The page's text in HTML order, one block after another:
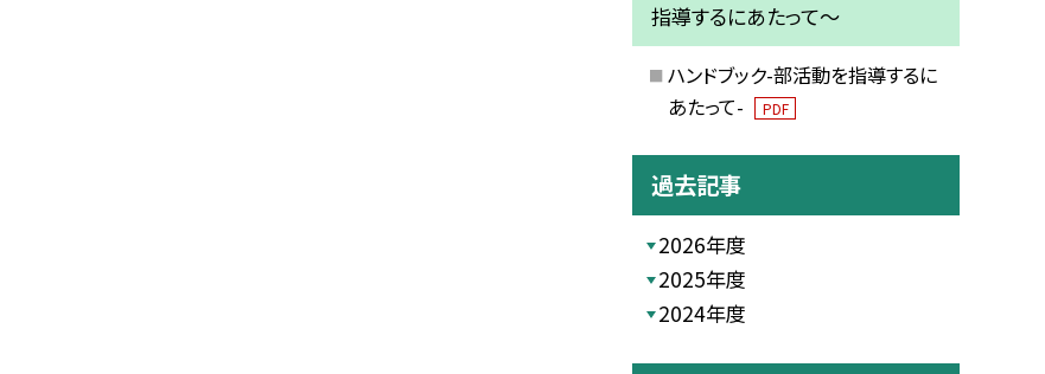
指導するにあたって～
ハンドブック-部活動を指導するに
あたって-
PDF
過去記事
2026年度
2025年度
2024年度